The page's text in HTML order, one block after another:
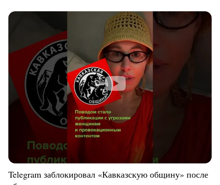
Telegram заблокировал «Кавказскую общину» после